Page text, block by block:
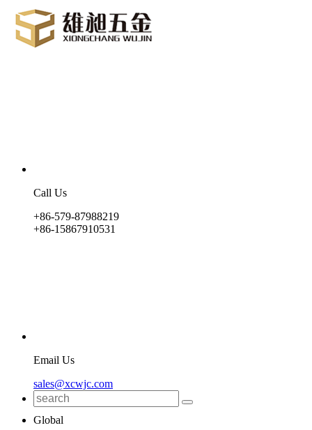
Call Us
+86-579-87988219
+86-15867910531
Email Us
sales@xcwjc.com
Global